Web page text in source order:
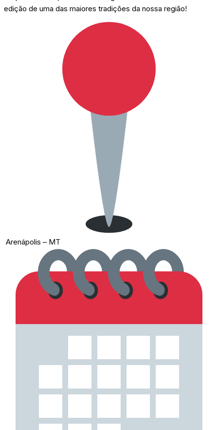
edição de uma das maiores tradições da nossa região!
Arenápolis – MT